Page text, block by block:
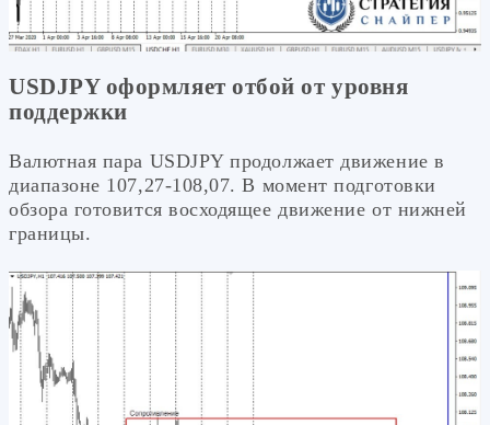
USDJPY оформляет отбой от уровня
поддержки
Валютная пара USDJPY продолжает движение в
диапазоне 107,27-108,07. В момент подготовки
обзора готовится восходящее движение от нижней
границы.